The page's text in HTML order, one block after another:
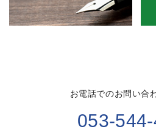
お電話でのお問い合
053-